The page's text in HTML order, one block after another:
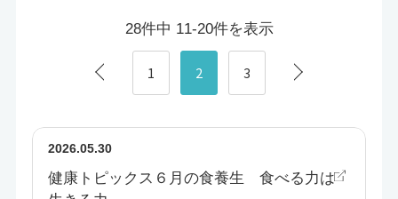
28件中 11-20件を表示
1 2 3
2026.05.30
健康トピックス６月の食養生 食べる力は